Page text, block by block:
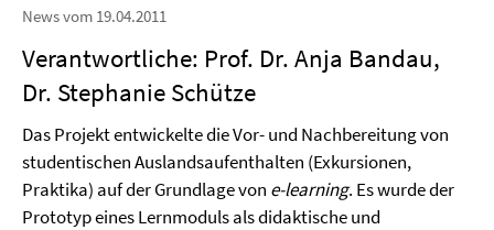
News vom 19.04.2011
Verantwortliche: Prof. Dr. Anja Bandau,
Dr. Stephanie Schütze
Das Projekt entwickelte die Vor- und Nachbereitung von
studentischen Auslandsaufenthalten (Exkursionen,
Praktika) auf der Grundlage von e-learning. Es wurde der
Prototyp eines Lernmoduls als didaktische und